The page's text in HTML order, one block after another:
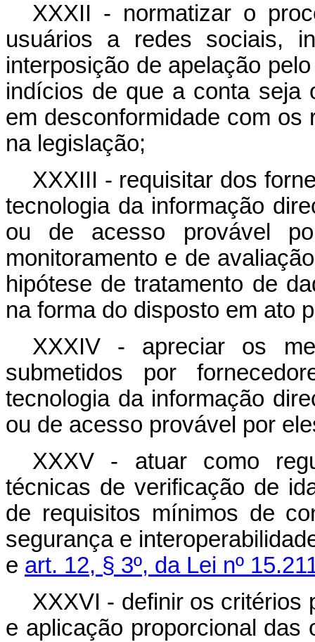
XXXII - normatizar o
usuários a redes sociais,
interposição de apelação
indícios de que a conta seja
em desconformidade com os
na legislação;
XXXIII - requisitar dos
tecnologia da informação
ou de acesso provável
monitoramento e de
hipótese de tratamento de
na forma do disposto em ato
XXXIV - apreciar os
submetidos por
tecnologia da informação
ou de acesso provável por
XXXV - atuar como
técnicas de verificação de
de requisitos mínimos de
segurança e
e art. 12, § 3º, da Lei nº
XXXVI - definir os critérios
e aplicação proporcional das